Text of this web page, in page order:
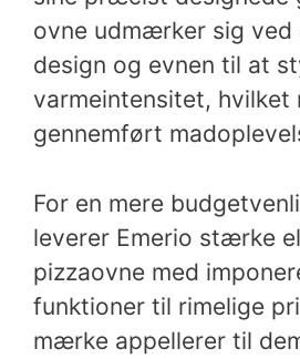
ovne udmærker sig ved
design og evnen til at
varmeintensitet, hvilket
gennemført
For en mere
leverer Emerio stærke
pizzaovne med
funktioner til rimelige
mærke appellerer til